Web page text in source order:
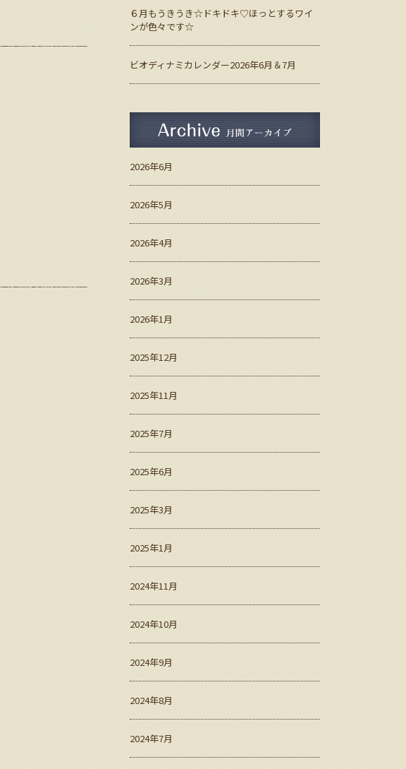
６月もうきうき☆ドキドキ♡ほっとするワイ
ンが色々です☆
ビオディナミカレンダー2026年6月＆7月
月間アーカイブ
2026年6月
2026年5月
2026年4月
2026年3月
2026年1月
2025年12月
2025年11月
2025年7月
2025年6月
2025年3月
2025年1月
2024年11月
2024年10月
2024年9月
2024年8月
2024年7月